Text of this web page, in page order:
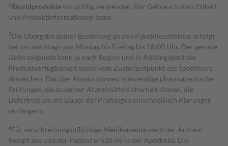
2Biozidproduktevorsichtig verwenden. Vor Gebrauch stets Etikett
und Produktinformationen lesen.
3Die Übergabe deiner Bestellung an den Paketdienstleister erfolgt
bei uns werktags von Montag bis Freitag bis 18:00 Uhr. Der genaue
Lieferzeitpunkt kann je nach Region und in Abhängigkeit der
Produktverfügbarkeit sowie vom Zustellzeitpunkt des Spediteurs
abweichen. Darüber hinaus können notwendige pharmazeutische
Prüfungen, die zu deiner Arzneimittelsicherheit dienen, die
Lieferfrist um die Dauer der Prüfungen einschließlich Klärungen
verlängern.
4Für verschreibungspflichtige Medikamente stellt der Arzt ein
Rezept aus und der Patient erhält sie in der Apotheke. Die